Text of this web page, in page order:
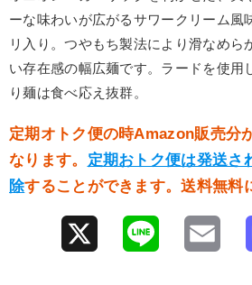
ーな味わいが広がるサワークリーム風
リ入り。つやもち製法により滑なめら
い存在感の幅広麺です。ラードを使用
り麺は食べ応え抜群。
定期オトク便の時Amazon販売分
なります。 定期おトク便は発送さ
除することができます。送料無料